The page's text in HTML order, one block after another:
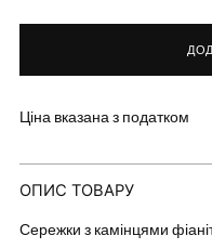
Ціна вказана з податком
Додавання
товару
кошик
ОПИС ТОВАРУ
Сережки з камінцями